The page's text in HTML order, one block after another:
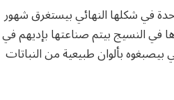
في شكلها النهائي بيستغرق شهور
النسيج بيتم صناعتها بإديهم في
بألوان طبيعية من النباتات